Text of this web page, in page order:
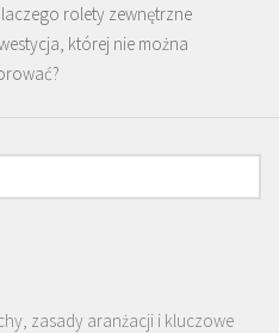
rolety zewnętrzne
której nie można
zasady aranżacji i kluczowe